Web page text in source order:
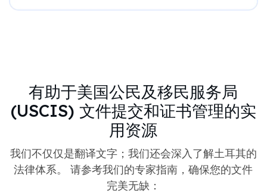
有助于美国公民及移民服务局
(USCIS) 文件提交和证书管理的实
用资源
我们不仅仅是翻译文字；我们还会深入了解土耳其的
法律体系。 请参考我们的专家指南，确保您的文件
完美无缺：